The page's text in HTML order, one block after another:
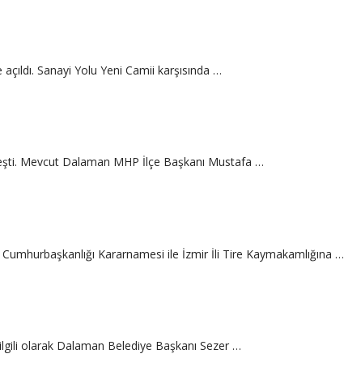
Sanayi Yolu Yeni Camii karşısında …
Mevcut Dalaman MHP İlçe Başkanı Mustafa …
Kararnamesi ile İzmir İli Tire Kaymakamlığına …
olarak Dalaman Belediye Başkanı Sezer …